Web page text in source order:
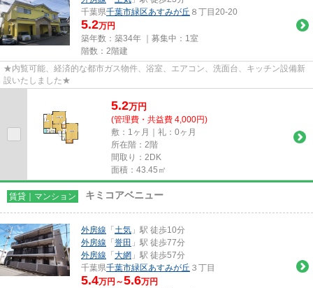
千葉県千葉市緑区あすみが丘 ８丁目20-20
5.2万円
築年数：築34年 ｜募集中： 1室
階数：2階建
★内覧可能、経済的な都市ガス物件、浴室、エアコン、洗面台、キッチン設備新
設いたしました★
5.2万円
(管理費・共益費 4,000円)
敷：1ヶ月｜礼：0ヶ月
所在階：2階
間取り：2DK
面積：43.45㎡
賃貸｜マンション キミコアベニュー
外房線 「 土気 」駅 徒歩10分
外房線 「 誉田 」駅 徒歩77分
外房線 「 大網 」駅 徒歩57分
千葉県千葉市緑区あすみが丘 ３丁目
5.4万円～5.6万円